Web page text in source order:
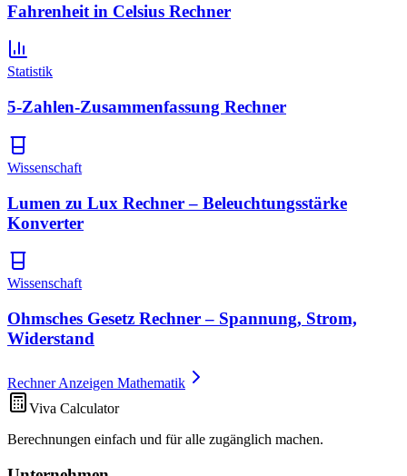
Fahrenheit in Celsius Rechner
Statistik
5-Zahlen-Zusammenfassung Rechner
Wissenschaft
Lumen zu Lux Rechner – Beleuchtungsstärke
Konverter
Wissenschaft
Ohmsches Gesetz Rechner – Spannung, Strom,
Widerstand
Rechner Anzeigen Mathematik
Viva Calculator
Berechnungen einfach und für alle zugänglich machen.